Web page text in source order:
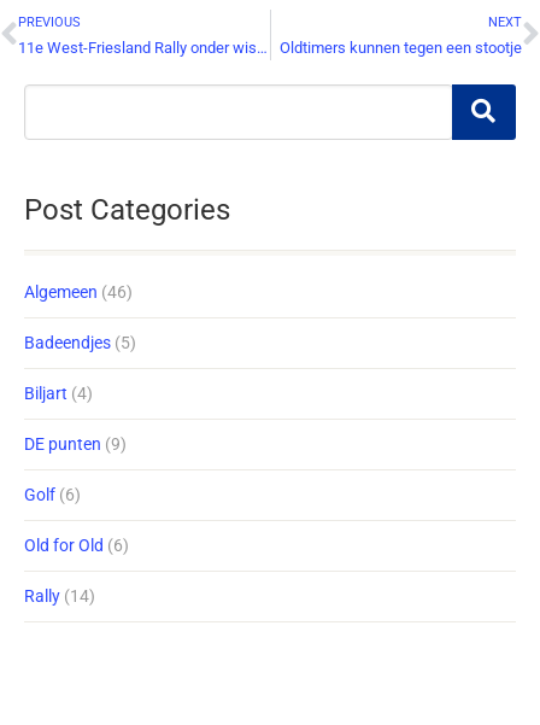
PREVIOUS
11e West-Friesland Rally onder wisselende (weers)omstandigheden
NEXT
Oldtimers kunnen tegen een stootje
Post Categories
Algemeen (46)
Badeendjes (5)
Biljart (4)
DE punten (9)
Golf (6)
Old for Old (6)
Rally (14)